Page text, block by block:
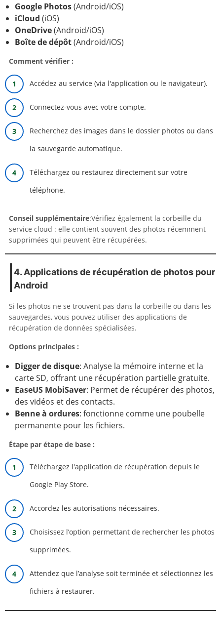
Google Photos(Android/iOS)
iCloud (iOS)
OneDrive(Android/iOS)
Boîte de dépôt(Android/iOS)
Comment vérifier :
Accédez au service (via l'application ou le navigateur).
Connectez-vous avec votre compte.
Recherchez des images dans le dossier photos ou dans
la sauvegarde automatique.
Téléchargez ou restaurez directement sur votre
téléphone.
Conseil supplémentaire:Vérifiez également la corbeille du
service cloud : elle contient souvent des photos récemment
supprimées qui peuvent être récupérées.
4. Applications de récupération de photos pour
Android
Si les photos ne se trouvent pas dans la corbeille ou dans les
sauvegardes, vous pouvez utiliser des applications de
récupération de données spécialisées.
Options principales :
Digger de disque: Analyse la mémoire interne et la
carte SD, offrant une récupération partielle gratuite.
EaseUS MobiSaver: Permet de récupérer des photos,
des vidéos et des contacts.
Benne à ordures: fonctionne comme une poubelle
permanente pour les fichiers.
Étape par étape de base :
Téléchargez l'application de récupération depuis le
Google Play Store.
Accordez les autorisations nécessaires.
Choisissez l’option permettant de rechercher les photos
supprimées.
Attendez que l’analyse soit terminée et sélectionnez les
fichiers à restaurer.